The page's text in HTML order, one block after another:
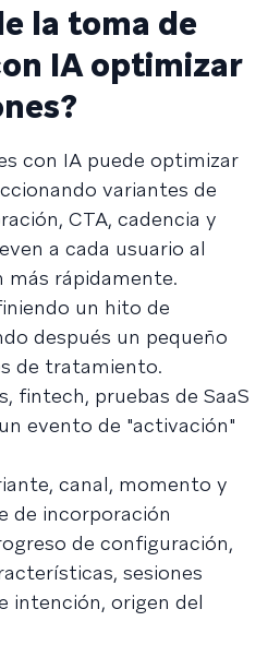
la toma de
IA optimizar
con IA puede optimizar
variantes de
CTA, cadencia y
a cada usuario al
rápidamente.
un hito de
después un pequeño
de tratamiento.
fintech, pruebas de SaaS
evento de "activación"
canal, momento y
de incorporación
de configuración,
sesiones
intención, origen del